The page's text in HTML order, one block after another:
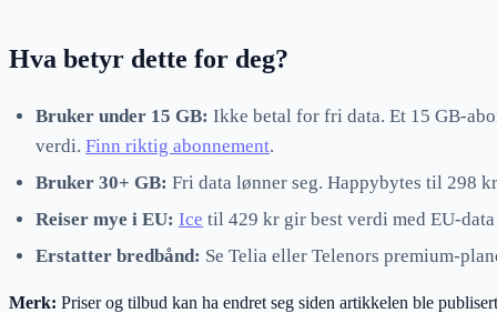
Hva betyr dette for deg?
Bruker under 15 GB: Ikke betal for fri data. Et 15 GB-
verdi. Finn riktig abonnement.
Bruker 30+ GB: Fri data lønner seg. Happybytes til 298
Reiser mye i EU: Ice til 429 kr gir best verdi med EU-
Erstatter bredbånd: Se Telia eller Telenors premium-
Merk: Priser og tilbud kan ha endret seg siden artikkelen ble